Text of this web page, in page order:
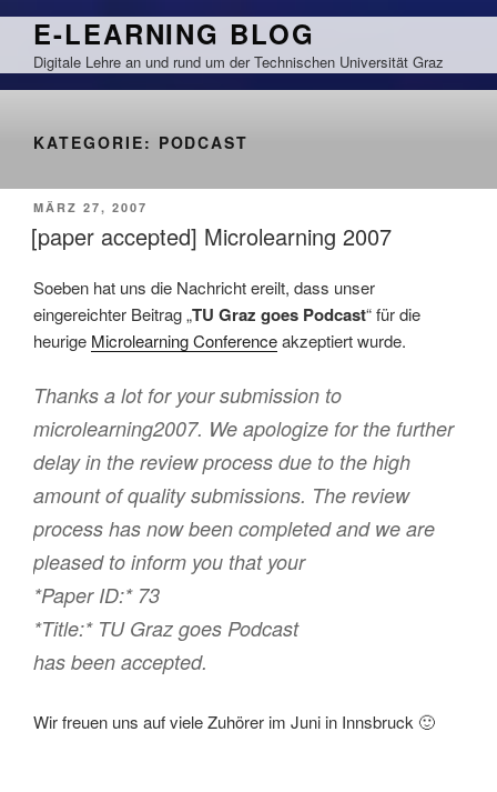
Zum
springen
E-LEARNING BLOG
Digitale Lehre an und rund um der Technischen Universität Graz
KATEGORIE: PODCAST
VERÖFFENTLICHT
AM
MÄRZ 27, 2007
[paper accepted] Microlearning 2007
Soeben hat uns die Nachricht ereilt, dass unser
eingereichter Beitrag „TU Graz goes Podcast“ für die
heurige Microlearning Conferenceakzeptiert wurde.
Thanks a lot for your submission to
microlearning2007. We apologize for the further
delay in the review process due to the high
amount of quality submissions. The review
process has now been completed and we are
pleased to inform you that your
*Paper ID:* 73
*Title:* TU Graz goes Podcast
has been accepted.
Wir freuen uns auf viele Zuhörer im Juni in Innsbruck 🙂